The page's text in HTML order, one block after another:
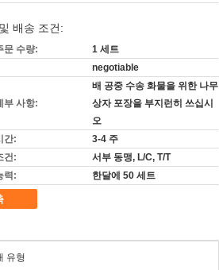
배송 조건:
문 수량:
1 세트
negotiable
부 사항:
배 공중 수송 화물을 위한 나무
상자 포장을 부지런히 쓰십시
오
간:
3-4 주
건:
서부 동맹, L/C, T/T
력:
한달에 50 세트
유형